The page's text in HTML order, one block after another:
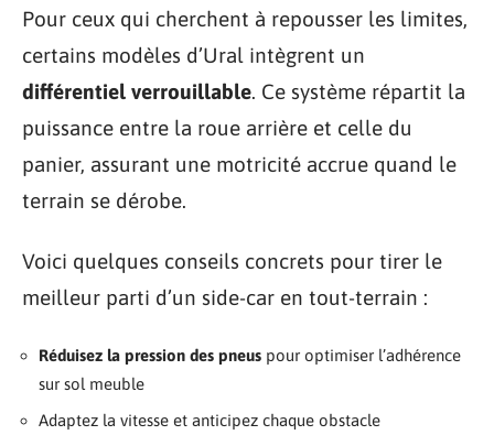
Pour ceux qui cherchent à repousser les limites,
certains modèles d’Ural intègrent un
différentiel verrouillable. Ce système répartit la
puissance entre la roue arrière et celle du
panier, assurant une motricité accrue quand le
terrain se dérobe.
Voici quelques conseils concrets pour tirer le
meilleur parti d’un side-car en tout-terrain :
Réduisez la pression des pneus pour optimiser l’adhérence
sur sol meuble
Adaptez la vitesse et anticipez chaque obstacle